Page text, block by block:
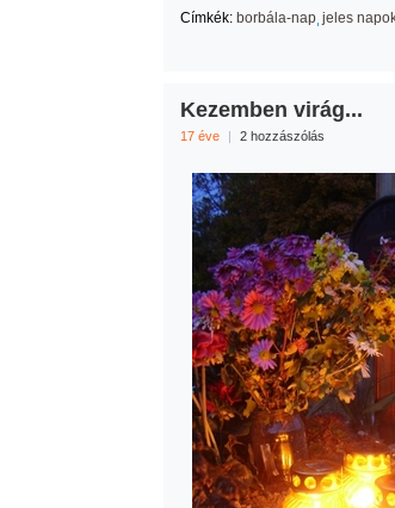
Címkék: borbála-nap jeles
Kezemben virág...
17 éve 2 hozzászólás